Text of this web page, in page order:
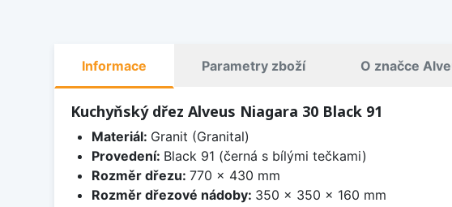
Informace Parametry zboží O značce
Kuchyňský dřez Alveus Niagara 30 Black 91
Materiál: Granit (Granital)
Provedení: Black 91 (černá s bílými tečkami)
Rozměr dřezu: 770 x 430 mm
Rozměr dřezové nádoby: 350 x 350 x 160 mm